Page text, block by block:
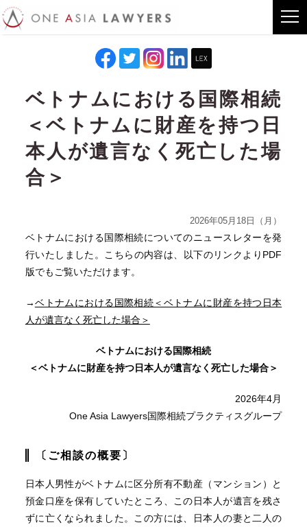
ベトナムにおける国際相続
＜ベトナムに財産を持つ日
本人が遺言なく死亡した場
合＞
2026年05月18日（月）
ベトナムにおける国際相続についてのニュースレターを発
行いたしました。こちらの内容は、以下のリンクよりPDF
版でもご覧いただけます。
→ベトナムにおける国際相続＜ベトナムに財産を持つ日本
人が遺言なく死亡した場合＞
ベトナムにおける国際相続
＜ベトナムに財産を持つ日本人が遺言なく死亡した場合＞
2026年4月
One Asia Lawyers国際相続プラクティスグループ
〔ご相談の概要〕
日本人男性がベトナムに区分所有不動産（マンション）と
預金口座を保有していたところ、この日本人が遺言を残さ
ずに亡くなられました。この方には、日本人の妻と二人の